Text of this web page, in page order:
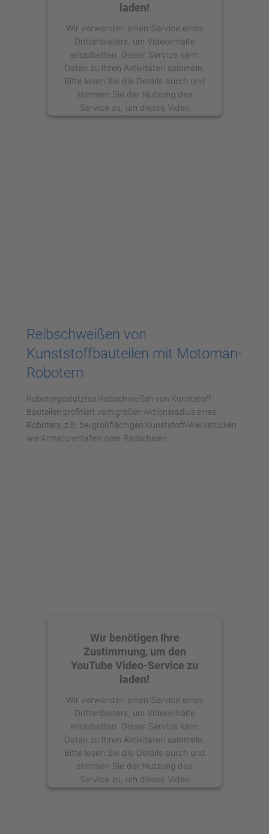
laden!
Wir verwenden einen Service eines
Drittanbieters, um Videoinhalte
einzubetten. Dieser Service kann
Daten zu Ihren Aktivitäten sammeln.
Bitte lesen Sie die Details durch und
stimmen Sie der Nutzung des
Service zu, um dieses Video
anzusehen.
Reibschweißen von
Kunststoffbauteilen mit Motoman-
Robotern
Robotergestütztes Reibschweißen von Kunststoff-
Bauteilen profitiert vom großen Aktionsradius eines
Roboters, z.B. bei großflächigen Kunststoff-Werkstücken
wie Armaturentafeln oder Radschalen.
Wir benötigen Ihre
Zustimmung, um den
YouTube Video-Service zu
laden!
Wir verwenden einen Service eines
Drittanbieters, um Videoinhalte
einzubetten. Dieser Service kann
Daten zu Ihren Aktivitäten sammeln.
Bitte lesen Sie die Details durch und
stimmen Sie der Nutzung des
Service zu, um dieses Video
anzusehen.